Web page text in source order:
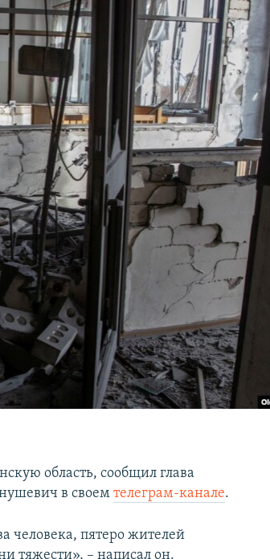
область, сообщил глава
в своемтелеграм-канале.
человека, пятеро жителей
тяжести», – написал он.